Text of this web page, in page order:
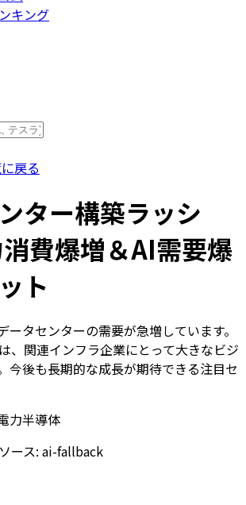
キング
戻る
ター構築ラッシ
費爆増＆AI需要爆
ト
ータセンターの需要が急増しています。
、関連インフラ企業にとって大きなビジ
今後も長期的な成長が期待できる注目セ
力半導体
ース: ai-fallback